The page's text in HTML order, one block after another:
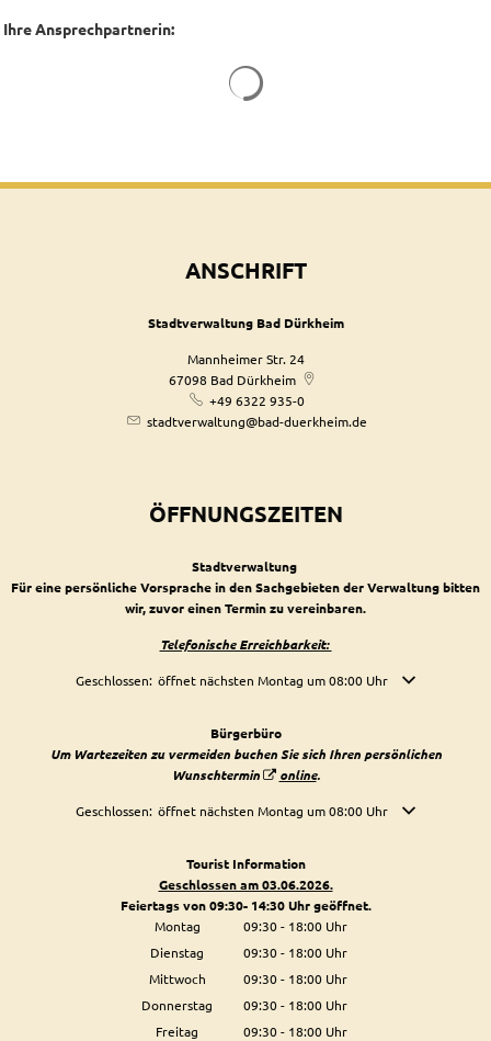
Ihre Ansprechpartnerin:
ANSCHRIFT
Stadtverwaltung Bad Dürkheim
Mannheimer Str. 24
67098 Bad Dürkheim
+49 6322 935-0
stadtverwaltung@bad-duerkheim.de
ÖFFNUNGSZEITEN
Stadtverwaltung
Für eine persönliche Vorsprache in den Sachgebieten der Verwaltung bitten
wir, zuvor einen Termin zu vereinbaren.
Telefonische Erreichbarkeit:
Klicken, um weitere Öffnungs- oder Schließzeiten auszublenden
Geschlossen: öffnet nächsten Montag um 08:00 Uhr
Bürgerbüro
Um Wartezeiten zu vermeiden buchen Sie sich Ihren persönlichen
Wunschtermin
online.
Klicken, um weitere Öffnungs- oder Schließzeiten auszublenden
Geschlossen: öffnet nächsten Montag um 08:00 Uhr
Tourist Information
Geschlossen am 03.06.2026.
Feiertags von 09:30- 14:30 Uhr geöffnet.
Montag
09:30- 18:00Uhr
Von 09:30 bis 18:00 Uhr
Dienstag 09:30- 18:00Uhr
Von 09:30 bis 18:00 Uhr
Mittwoch 09:30- 18:00Uhr
Von 09:30 bis 18:00 Uhr
Donnerstag 09:30- 18:00Uhr
Von 09:30 bis 18:00 Uhr
Freitag 09:30- 18:00Uhr